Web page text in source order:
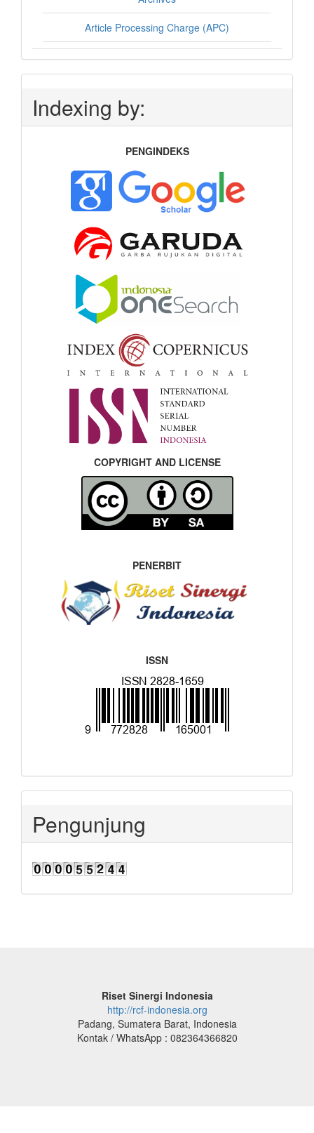
Article Processing Charge (APC)
Indexing by:
PENGINDEKS
COPYRIGHT AND LICENSE
PENERBIT
ISSN
Pengunjung
Riset Sinergi Indonesia
http://rcf-indonesia.org
Padang, Sumatera Barat, Indonesia
Kontak / WhatsApp : 082364366820